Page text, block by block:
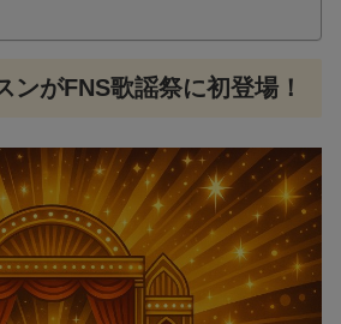
ンがFNS歌謡祭に初登場！